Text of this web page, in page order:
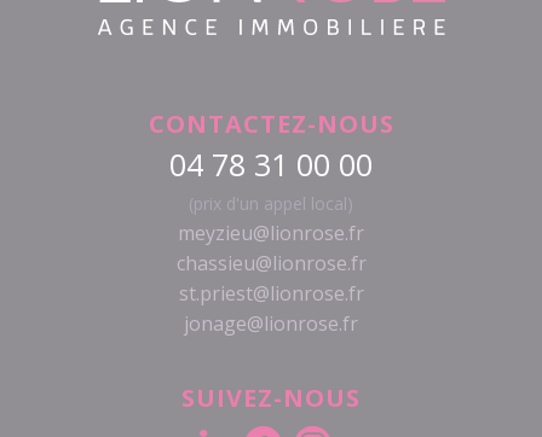
CONTACTEZ-NOUS
04 78 31 00 00
(prix d'un appel local)
meyzieu@lionrose.fr
chassieu@lionrose.fr
st.priest@lionrose.fr
jonage@lionrose.fr
SUIVEZ-NOUS